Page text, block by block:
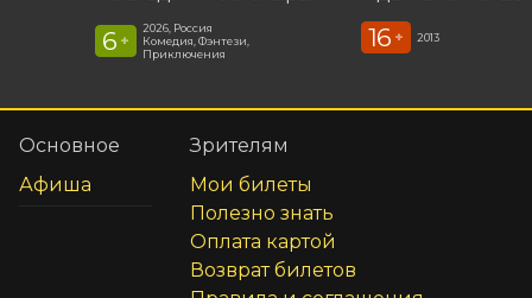
6 +
2026, Россия
Комедия, Фэнтези,
Приключения
16 + 2013
Основное
Афиша
Зрителям
Мои билеты
Полезно знать
Оплата картой
Возврат билетов